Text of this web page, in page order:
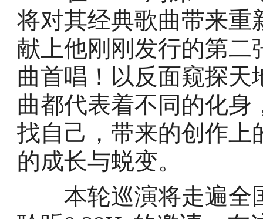
将对其经典歌曲带来重
献上他刚刚发行的第二
曲首唱！以反面窥探
曲都代表着不同的化
找自己，带来的创作上
的成长与蜕变。
本轮巡演将走遍全